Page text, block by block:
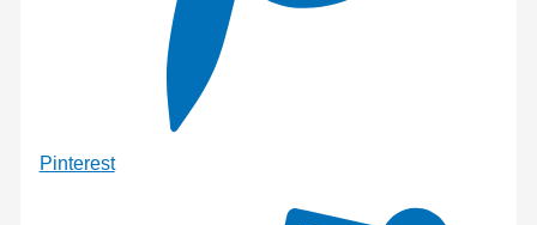
Pinterest